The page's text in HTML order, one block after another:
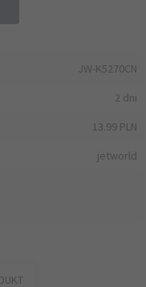
JW-K5270CN
2 dni
13.99 PLN
jetworld